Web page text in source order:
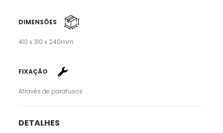
DIMENSÕES
410 x 310 x 240mm
FIXAÇÃO
Através de parafusos
DETALHES